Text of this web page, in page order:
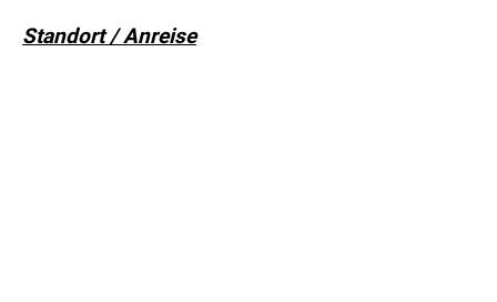
Standort / Anreise